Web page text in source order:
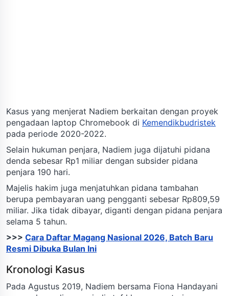
Kasus yang menjerat Nadiem berkaitan dengan proyek
pengadaan laptop Chromebook di Kemendikbudristek
pada periode 2020-2022.
Selain hukuman penjara, Nadiem juga dijatuhi pidana
denda sebesar Rp1 miliar dengan subsider pidana
penjara 190 hari.
Majelis hakim juga menjatuhkan pidana tambahan
berupa pembayaran uang pengganti sebesar Rp809,59
miliar. Jika tidak dibayar, diganti dengan pidana penjara
selama 5 tahun.
>>> Cara Daftar Magang Nasional 2026, Batch Baru
Resmi Dibuka Bulan Ini
Kronologi Kasus
Pada Agustus 2019, Nadiem bersama Fiona Handayani